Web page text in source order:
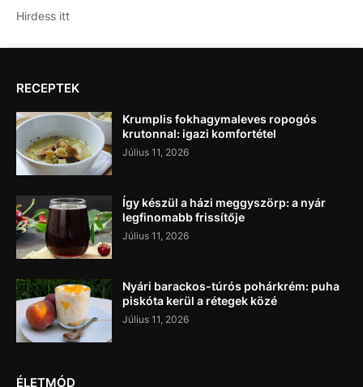
Hirdess itt
RECEPTEK
Krumplis fokhagymaleves ropogós
krutonnal: igazi komfortétel
Július 11, 2026
Így készül a házi meggyszörp: a nyár
legfinomabb frissítője
Július 11, 2026
Nyári barackos-túrós pohárkrém: puha
piskóta kerül a rétegek közé
Július 11, 2026
ÉLETMÓD